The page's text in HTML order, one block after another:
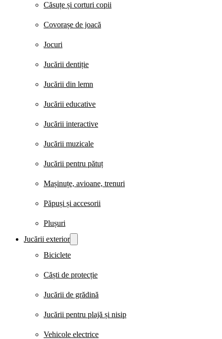
Căsuțe și corturi copii
Covorașe de joacă
Jocuri
Jucării dentiție
Jucării din lemn
Jucării educative
Jucării interactive
Jucării muzicale
Jucării pentru pătuț
Mașinuțe, avioane, trenuri
Păpuși și accesorii
Plușuri
Jucării exterior
Biciclete
Căști de protecție
Jucării de grădină
Jucării pentru plajă și nisip
Vehicole electrice